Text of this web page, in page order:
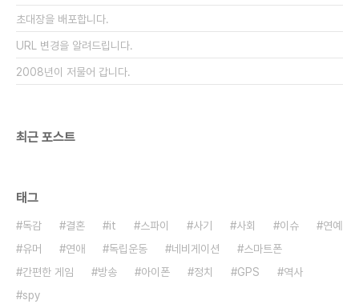
초대장을 배포합니다.
URL 변경을 알려드립니다.
2008년이 저물어 갑니다.
최근 포스트
태그
독감 결혼 it 스파이 사기 사회 이슈
연예
유머
연애 독립운동 네비게이션
스마트폰
간편한 게임
방송 아이폰 정치 GPS
역사
spy